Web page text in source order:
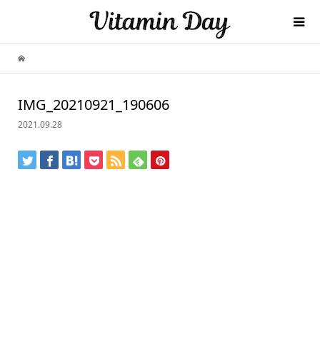
IMG_20210921_190606
2021.09.28